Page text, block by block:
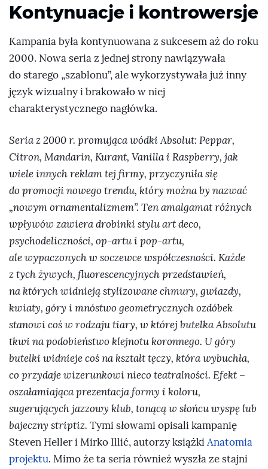
Kontynuacje i kontrowersje
Kampania była kontynuowana z sukcesem aż do roku
2000. Nowa seria z jednej strony nawiązywała
do starego „szablonu”, ale wykorzystywała już inny
język wizualny i brakowało w niej
charakterystycznego nagłówka.
Seria z 2000 r. promująca wódki Absolut: Peppar,
Citron, Mandarin, Kurant, Vanilla i Raspberry, jak
wiele innych reklam tej firmy, przyczyniła się
do promocji nowego trendu, który można by nazwać
„nowym ornamentalizmem”. Ten amalgamat różnych
wpływów zawiera drobinki stylu art deco,
psychodeliczności, op-artu i pop-artu,
ale wypaczonych w soczewce współczesności. Każde
z tych żywych, fluorescencyjnych przedstawień,
na których widnieją stylizowane chmury, gwiazdy,
kwiaty, góry i mnóstwo geometrycznych ozdóbek
stanowi coś w rodzaju tiary, w której butelka Absolutu
tkwi na podobieństwo klejnotu koronnego. U góry
butelki widnieje coś na kształt tęczy, która wybuchła,
co przydaje wizerunkowi nieco teatralności. Efekt –
oszałamiająca prezentacja formy i koloru,
sugerujących jazzowy klub, tonącą w słońcu wyspę lub
bajeczny striptiz. Tymi słowami opisali kampanię
Steven Heller i Mirko Illić, autorzy książkiAnatomia
projektu. Mimo że ta seria również wyszła ze stajni